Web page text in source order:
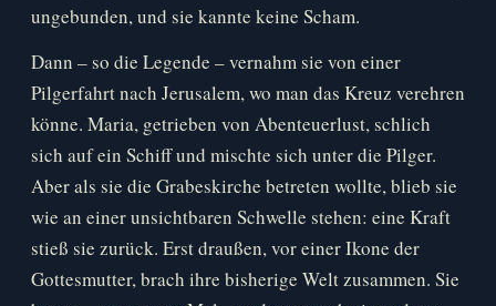
ungebunden, und sie kannte keine Scham.
Dann – so die Legende – vernahm sie von einer
Pilgerfahrt nach Jerusalem, wo man das Kreuz verehren
könne. Maria, getrieben von Abenteuerlust, schlich
sich auf ein Schiff und mischte sich unter die Pilger.
Aber als sie die Grabeskirche betreten wollte, blieb sie
wie an einer unsichtbaren Schwelle stehen: eine Kraft
stieß sie zurück. Erst draußen, vor einer Ikone der
Gottesmutter, brach ihre bisherige Welt zusammen. Sie